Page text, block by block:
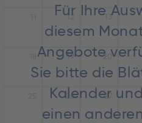
Für Ihre
diesem
Angebote
Sie bitte die
Kalender
einen
12 13
19 20
26 27